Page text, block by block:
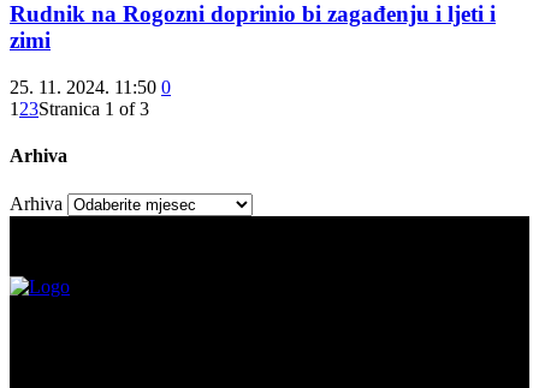
Rudnik na Rogozni doprinio bi zagađenju i ljeti i
zimi
25. 11. 2024. 11:50 0
1 23Stranica 1 of 3
Arhiva
Arhiva